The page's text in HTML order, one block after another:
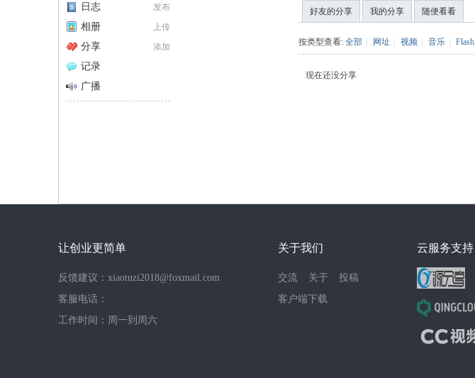
白
码
发布
日志
上传
相册
添加
分享
记录
广播
好友的分享 我的分享 随便看看
按类型查看: 全部 | 网址 | 视频 | 音乐 | Flash
现在还没分享
让创业更简单
反馈建议：xiaotuzi2018@foxmail.com
客服电话：
工作时间：周一到周六
关于我们
交流 关于
投稿
客户端下载
云服务支持